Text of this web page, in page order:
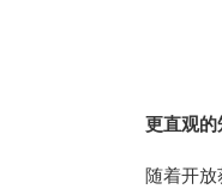
更直观
随着开